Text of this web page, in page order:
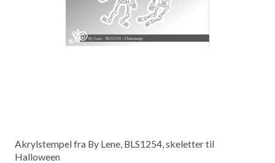
Akrylstempel fra By Lene, BLS1254, skeletter til
Halloween